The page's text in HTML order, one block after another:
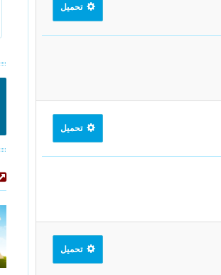
تحميل
تحميل
تحميل